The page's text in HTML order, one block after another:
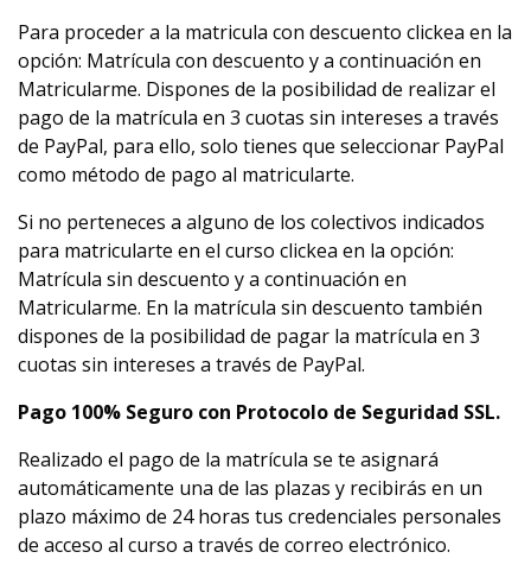
Para proceder a la matricula con descuento clickea en la
opción: Matrícula con descuento y a continuación en
Matricularme. Dispones de la posibilidad de realizar el
pago de la matrícula en 3 cuotas sin intereses a través
de PayPal, para ello, solo tienes que seleccionar PayPal
como método de pago al matricularte.
Si no perteneces a alguno de los colectivos indicados
para matricularte en el curso clickea en la opción:
Matrícula sin descuento y a continuación en
Matricularme. En la matrícula sin descuento también
dispones de la posibilidad de pagar la matrícula en 3
cuotas sin intereses a través de PayPal.
Pago 100% Seguro con Protocolo de Seguridad SSL.
Realizado el pago de la matrícula se te asignará
automáticamente una de las plazas y recibirás en un
plazo máximo de 24 horas tus credenciales personales
de acceso al curso a través de correo electrónico.